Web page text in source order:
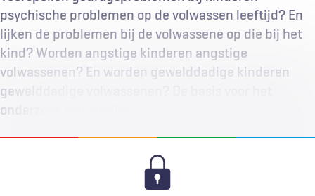
psychische problemen op de volwassen leeftijd? En
lijken de problemen bij de volwassene op die bij het
kind? Worden angstige kinderen angstige
volwassenen? En worden gewelddadige kinderen
gewelddadige volwassenen? De basis voor het
onderzoek van Marijke…